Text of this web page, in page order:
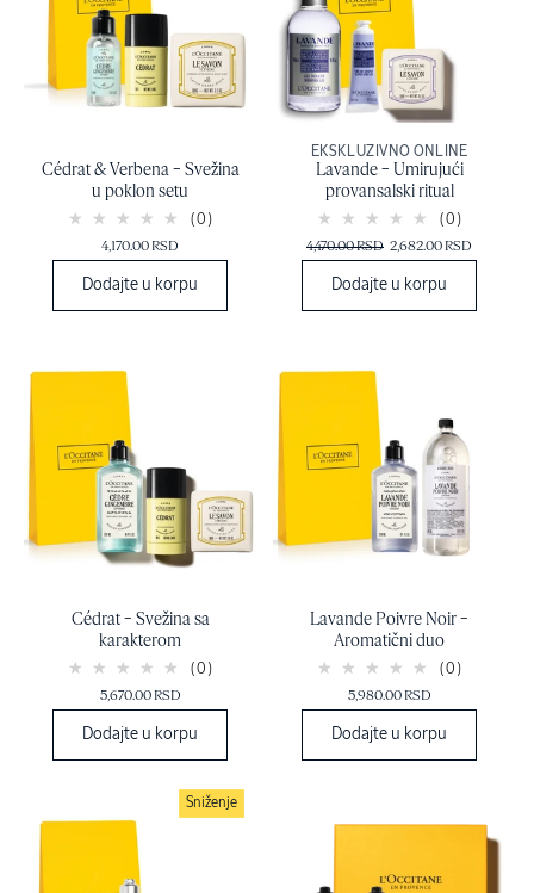
Cédrat & Verbena – Svežina
u poklon setu
(0)
4,170.00 RSD
Dodajte u korpu
EKSKLUZIVNO ONLINE
Lavande – Umirujući
provansalski ritual
(0)
4,470.00 RSD 2,682.00 RSD
Dodajte u korpu
Cédrat – Svežina sa
karakterom
(0)
5,670.00 RSD
Dodajte u korpu
Lavande Poivre Noir –
Aromatični duo
(0)
5,980.00 RSD
Dodajte u korpu
Sniženje